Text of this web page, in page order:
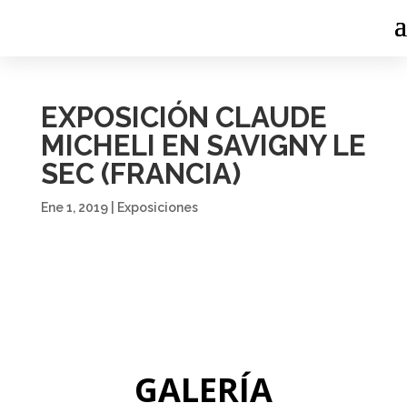
EXPOSICIÓN CLAUDE
MICHELI EN SAVIGNY LE
SEC (FRANCIA)
Ene 1, 2019| Exposiciones
GALERÍA